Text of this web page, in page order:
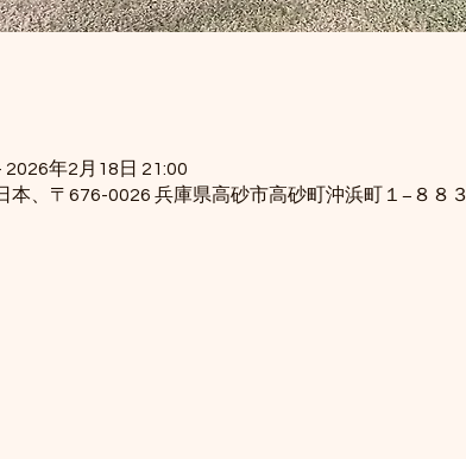
年2月18日 21:00
本、〒676-0026 兵庫県高砂市高砂町沖浜町１−８８３